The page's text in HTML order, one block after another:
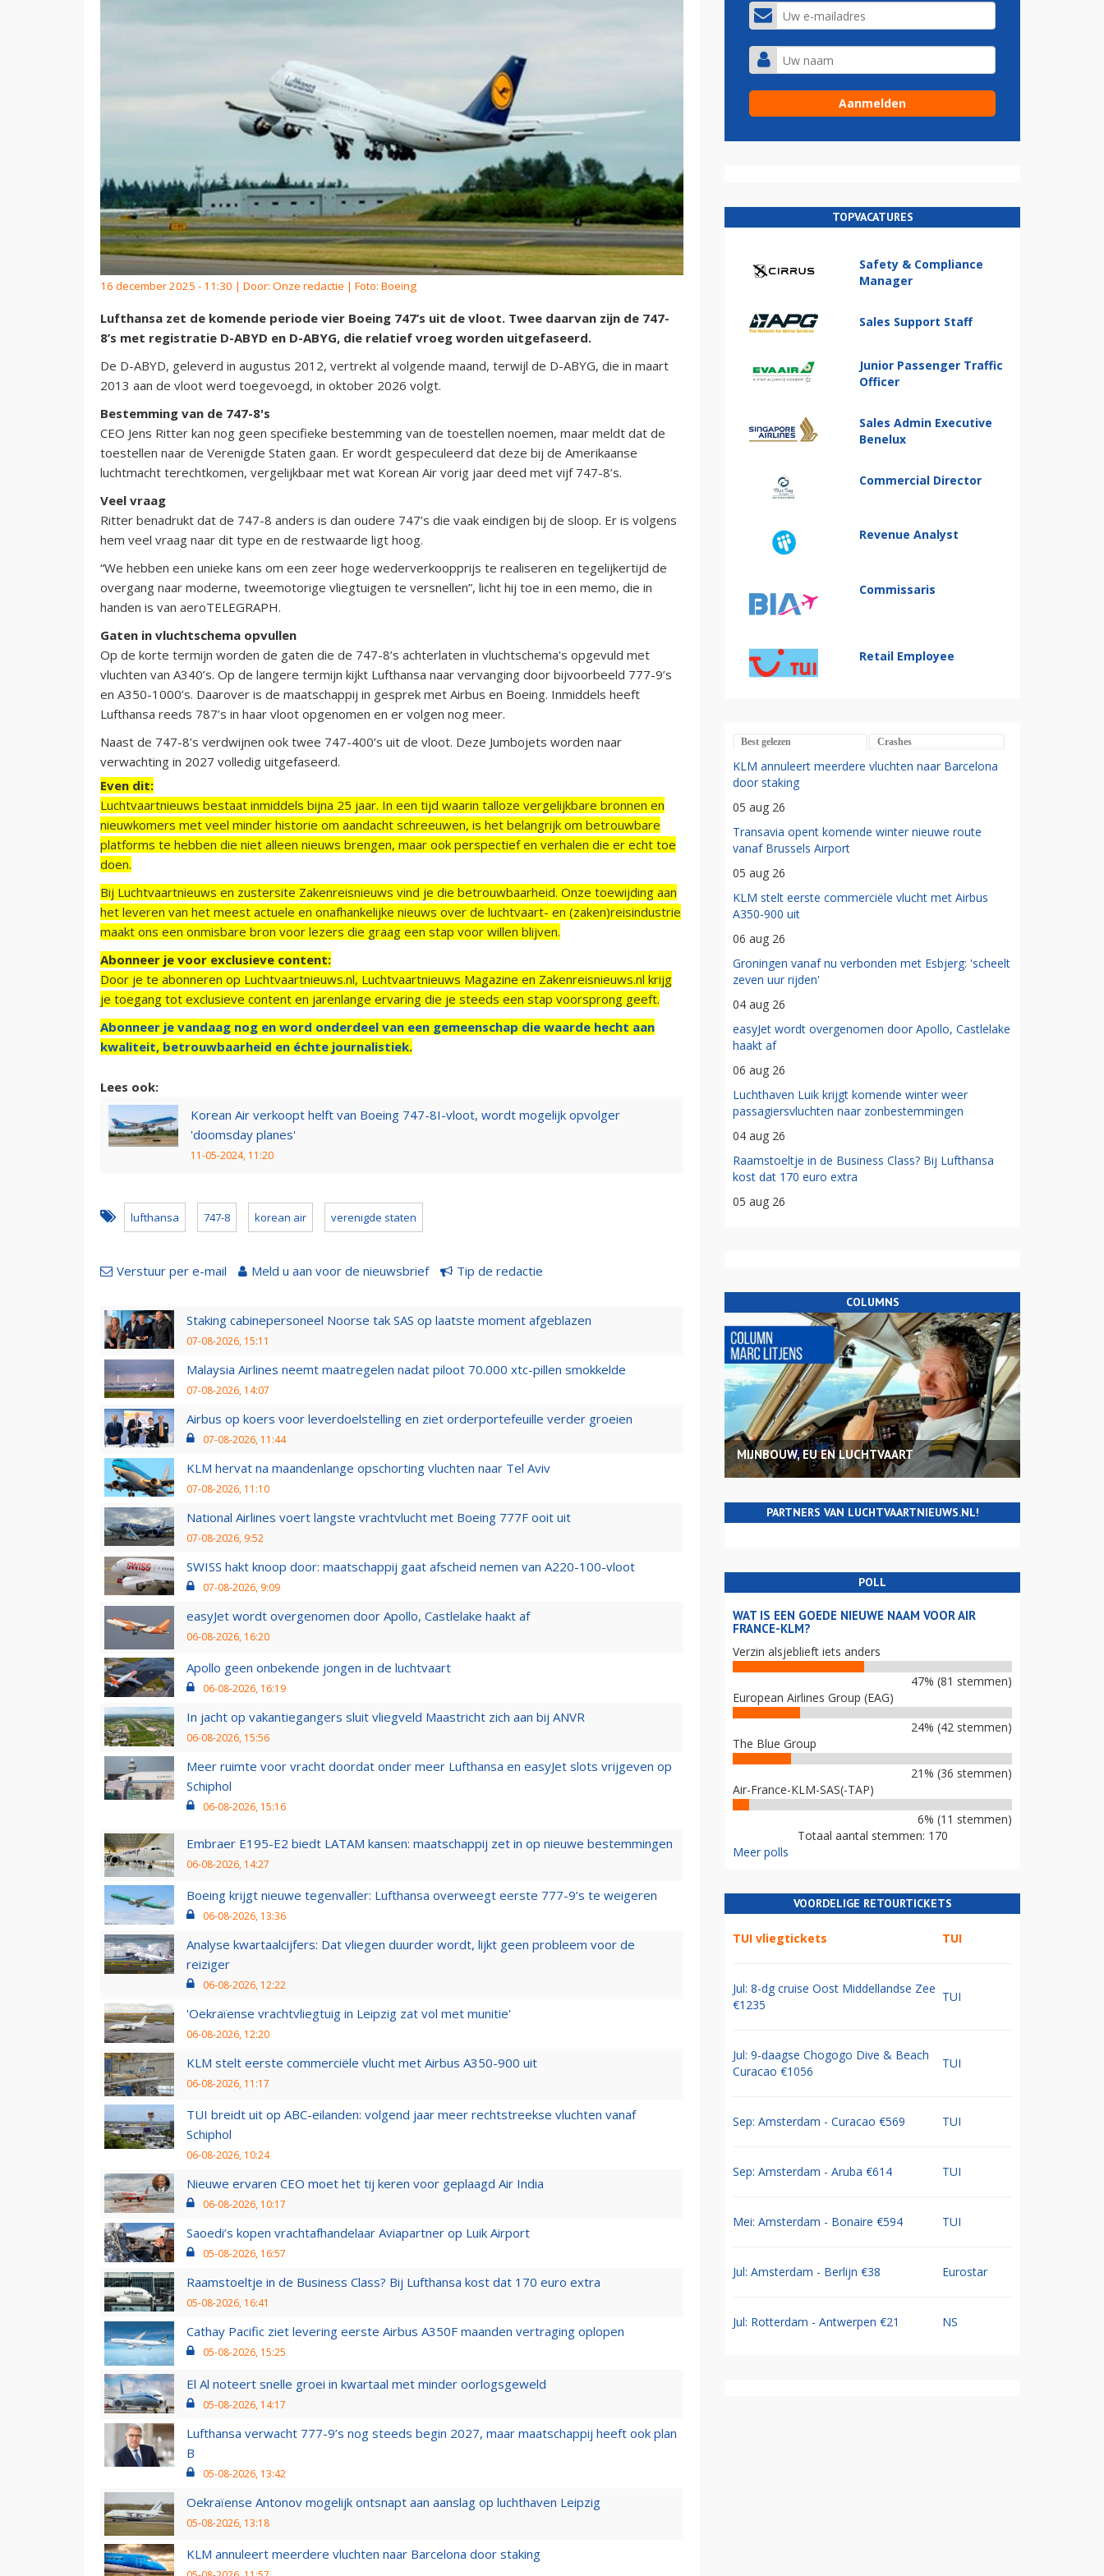
16 december 2025 - 11:30 | Door: Onze redactie | Foto: Boeing
Lufthansa zet de komende periode vier Boeing 747’s uit de vloot. Twee daarvan zijn de 747-
8’s met registratie D-ABYD en D-ABYG, die relatief vroeg worden uitgefaseerd.
De D-ABYD, geleverd in augustus 2012, vertrekt al volgende maand, terwijl de D-ABYG, die in maart
2013 aan de vloot werd toegevoegd, in oktober 2026 volgt.
Bestemming van de 747-8's
CEO Jens Ritter kan nog geen specifieke bestemming van de toestellen noemen, maar meldt dat de
toestellen naar de Verenigde Staten gaan. Er wordt gespeculeerd dat deze bij de Amerikaanse
luchtmacht terechtkomen, vergelijkbaar met wat Korean Air vorig jaar deed met vijf 747-8’s.
Veel vraag
Ritter benadrukt dat de 747-8 anders is dan oudere 747’s die vaak eindigen bij de sloop. Er is volgens
hem veel vraag naar dit type en de restwaarde ligt hoog.
“We hebben een unieke kans om een zeer hoge wederverkoopprijs te realiseren en tegelijkertijd de
overgang naar moderne, tweemotorige vliegtuigen te versnellen”, licht hij toe in een memo, die in
handen is van aeroTELEGRAPH.
Gaten in vluchtschema opvullen
Op de korte termijn worden de gaten die de 747-8’s achterlaten in vluchtschema's opgevuld met
vluchten van A340’s. Op de langere termijn kijkt Lufthansa naar vervanging door bijvoorbeeld 777-9’s
en A350-1000’s. Daarover is de maatschappij in gesprek met Airbus en Boeing. Inmiddels heeft
Lufthansa reeds 787’s in haar vloot opgenomen en er volgen nog meer.
Naast de 747-8’s verdwijnen ook twee 747-400’s uit de vloot. Deze Jumbojets worden naar
verwachting in 2027 volledig uitgefaseerd.
Even dit:
Luchtvaartnieuws bestaat inmiddels bijna 25 jaar. In een tijd waarin talloze vergelijkbare bronnen en
nieuwkomers met veel minder historie om aandacht schreeuwen, is het belangrijk om betrouwbare
platforms te hebben die niet alleen nieuws brengen, maar ook perspectief en verhalen die er echt toe
doen.
Bij Luchtvaartnieuws en zustersite Zakenreisnieuws vind je die betrouwbaarheid. Onze toewijding aan
het leveren van het meest actuele en onafhankelijke nieuws over de luchtvaart- en (zaken)reisindustrie
maakt ons een onmisbare bron voor lezers die graag een stap voor willen blijven.
Abonneer je voor exclusieve content:
Door je te abonneren op Luchtvaartnieuws.nl, Luchtvaartnieuws Magazine en Zakenreisnieuws.nl krijg
je toegang tot exclusieve content en jarenlange ervaring die je steeds een stap voorsprong geeft.
Abonneer je vandaag nog en word onderdeel van een gemeenschap die waarde hecht aan
kwaliteit, betrouwbaarheid en échte journalistiek.
Lees ook:
Korean Air verkoopt helft van Boeing 747-8I-vloot, wordt mogelijk opvolger
'doomsday planes'
11-05-2024, 11:20
lufthansa 747-8 korean air verenigde staten
Verstuur per e-mail Meld u aan voor de nieuwsbrief Tip de redactie
Staking cabinepersoneel Noorse tak SAS op laatste moment afgeblazen
07-08-2026, 15:11
Malaysia Airlines neemt maatregelen nadat piloot 70.000 xtc-pillen smokkelde
07-08-2026, 14:07
Airbus op koers voor leverdoelstelling en ziet orderportefeuille verder groeien
07-08-2026, 11:44
KLM hervat na maandenlange opschorting vluchten naar Tel Aviv
07-08-2026, 11:10
National Airlines voert langste vrachtvlucht met Boeing 777F ooit uit
07-08-2026, 9:52
SWISS hakt knoop door: maatschappij gaat afscheid nemen van A220-100-vloot
07-08-2026, 9:09
easyJet wordt overgenomen door Apollo, Castlelake haakt af
06-08-2026, 16:20
Apollo geen onbekende jongen in de luchtvaart
06-08-2026, 16:19
In jacht op vakantiegangers sluit vliegveld Maastricht zich aan bij ANVR
06-08-2026, 15:56
Meer ruimte voor vracht doordat onder meer Lufthansa en easyJet slots vrijgeven op
Schiphol
06-08-2026, 15:16
Embraer E195-E2 biedt LATAM kansen: maatschappij zet in op nieuwe bestemmingen
06-08-2026, 14:27
Boeing krijgt nieuwe tegenvaller: Lufthansa overweegt eerste 777-9’s te weigeren
06-08-2026, 13:36
Analyse kwartaalcijfers: Dat vliegen duurder wordt, lijkt geen probleem voor de
reiziger
06-08-2026, 12:22
'Oekraïense vrachtvliegtuig in Leipzig zat vol met munitie'
06-08-2026, 12:20
KLM stelt eerste commerciële vlucht met Airbus A350-900 uit
06-08-2026, 11:17
TUI breidt uit op ABC-eilanden: volgend jaar meer rechtstreekse vluchten vanaf
Schiphol
06-08-2026, 10:24
Nieuwe ervaren CEO moet het tij keren voor geplaagd Air India
06-08-2026, 10:17
Saoedi’s kopen vrachtafhandelaar Aviapartner op Luik Airport
05-08-2026, 16:57
Raamstoeltje in de Business Class? Bij Lufthansa kost dat 170 euro extra
05-08-2026, 16:41
Cathay Pacific ziet levering eerste Airbus A350F maanden vertraging oplopen
05-08-2026, 15:25
El Al noteert snelle groei in kwartaal met minder oorlogsgeweld
05-08-2026, 14:17
Lufthansa verwacht 777-9’s nog steeds begin 2027, maar maatschappij heeft ook plan
B
05-08-2026, 13:42
Oekraïense Antonov mogelijk ontsnapt aan aanslag op luchthaven Leipzig
05-08-2026, 13:18
KLM annuleert meerdere vluchten naar Barcelona door staking
TOPVACATURES
Safety & Compliance
Manager
Sales Support Staff
Junior Passenger Traffic
Officer
Sales Admin Executive
Benelux
Commercial Director
Revenue Analyst
Commissaris
Retail Employee
Best gelezen Crashes
KLM annuleert meerdere vluchten naar Barcelona
door staking
05 aug 26
Transavia opent komende winter nieuwe route
vanaf Brussels Airport
05 aug 26
KLM stelt eerste commerciële vlucht met Airbus
A350-900 uit
06 aug 26
Groningen vanaf nu verbonden met Esbjerg: 'scheelt
zeven uur rijden'
04 aug 26
easyJet wordt overgenomen door Apollo, Castlelake
haakt af
06 aug 26
Luchthaven Luik krijgt komende winter weer
passagiersvluchten naar zonbestemmingen
04 aug 26
Raamstoeltje in de Business Class? Bij Lufthansa
kost dat 170 euro extra
05 aug 26
COLUMNS
MIJNBOUW, EU EN LUCHTVAART
PARTNERS VAN LUCHTVAARTNIEUWS.NL!
POLL
WAT IS EEN GOEDE NIEUWE NAAM VOOR AIR
FRANCE-KLM?
Verzin alsjeblieft iets anders
47% (81 stemmen)
European Airlines Group (EAG)
24% (42 stemmen)
The Blue Group
21% (36 stemmen)
Air-France-KLM-SAS(-TAP)
6% (11 stemmen)
Totaal aantal stemmen: 170
Meer polls
VOORDELIGE RETOURTICKETS
TUI vliegtickets TUI
Jul: 8-dg cruise Oost Middellandse Zee
€1235
TUI
Jul: 9-daagse Chogogo Dive & Beach
Curacao €1056
TUI
Sep: Amsterdam - Curacao €569 TUI
Sep: Amsterdam - Aruba €614 TUI
Mei: Amsterdam - Bonaire €594 TUI
Jul: Amsterdam - Berlijn €38 Eurostar
Jul: Rotterdam - Antwerpen €21 NS